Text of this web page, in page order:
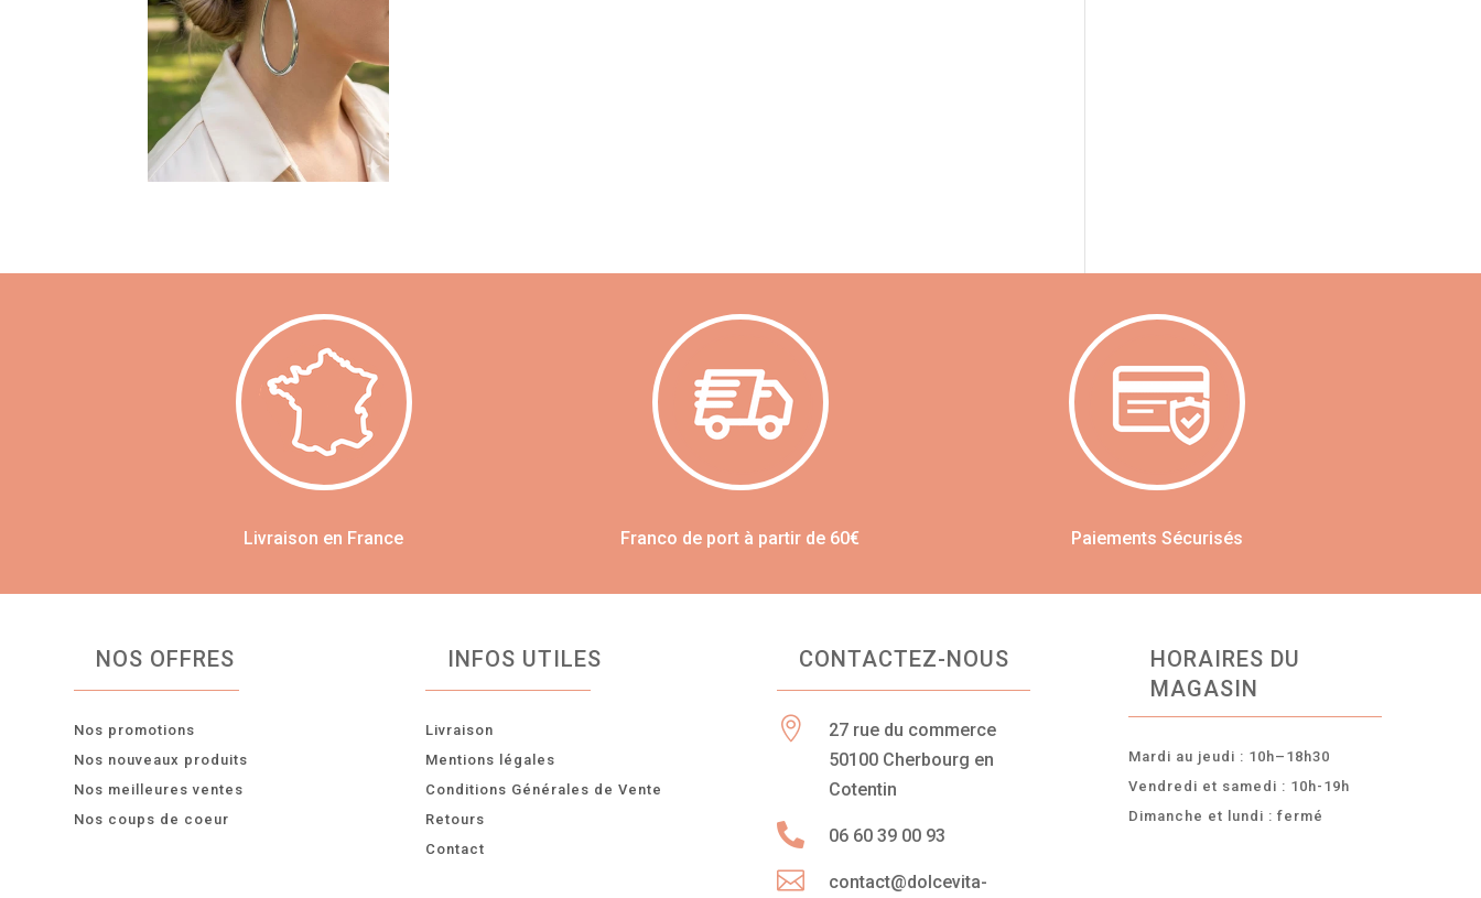
Livraison en France Franco de port à partir de 60€ Paiements Sécurisés
NOS OFFRES
Nos promotions
Nos nouveaux produits
Nos meilleures ventes
Nos coups de coeur
INFOS UTILES
Livraison
Mentions légales
Conditions Générales de Vente
Retours
Contact
CONTACTEZ-NOUS

27 rue du commerce
50100 Cherbourg en
Cotentin
 06 60 39 00 93
 contact@dolcevita-
HORAIRES DU
MAGASIN
Mardi au jeudi : 10h–18h30
Vendredi et samedi : 10h-19h
Dimanche et lundi : fermé